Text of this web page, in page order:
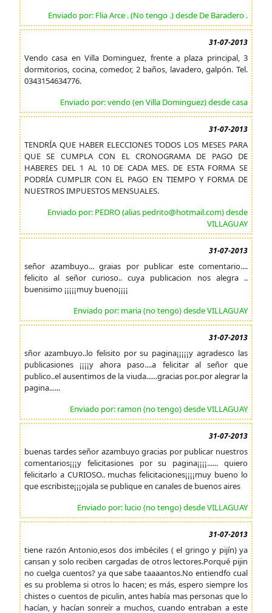
Enviado por: Flia Arce . (No tengo .) desde De Baradero .
31-07-2013
Vendo casa en Villa Dominguez, frente a plaza principal, 3
dormitorios, cocina, comedor, 2 baños, lavadero, galpón. Tel.
0343154634776.
Enviado por: vendo (en Villa Dominguez) desde casa
31-07-2013
TENDRÍA QUE HABER ELECCIONES TODOS LOS MESES PARA
QUE SE CUMPLA CON EL CRONOGRAMA DE PAGO DE
HABERES DEL 1 AL 10 DE CADA MES. DE ESTA FORMA SE
PODRÍA CUMPLIR CON EL PAGO EN TIEMPO Y FORMA DE
NUESTROS IMPUESTOS MENSUALES.
Enviado por: PEDRO (alias pedrito@hotmail.com) desde
VILLAGUAY
31-07-2013
señor azambuyo... graias por publicar este comentario....
felicito al señor curioso.. cuya publicacion nos alegra ..
buenisimo ¡¡¡¡¡muy bueno¡¡¡¡
Enviado por: maria (no tengo) desde VILLAGUAY
31-07-2013
sñor azambuyo..lo felisito por su pagina¡¡¡¡¡y agradesco las
publicasiones ¡¡¡¡y ahora paso....a felicitar al señor que
publico..el ausentimos de la viuda......gracias por..por alegrar la
pagina......
Enviado por: ramon (no tengo) desde VILLAGUAY
31-07-2013
buenas tardes señor azambuyo gracias por publicar nuestros
comentarios¡¡¡y felicitasiones por su pagina¡¡¡¡...... quiero
felicitarlo a CURIOSO.. muchas felicitaciones¡¡¡¡muy bueno lo
que escribiste¡¡¡ojala se publique en canales de buenos aires
Enviado por: lucio (no tengo) desde VILLAGUAY
31-07-2013
tiene razón Antonio,esos dos imbéciles ( el gringo y pijín) ya
cansan y solo reciben cargadas de otros lectores.Porqué pijin
no cuelga cuentos? ya que sabe taaaantos.No entiendfo cual
es su problema si otros lo hacen; es más, espero siempre los
chistes o cuentos de piculin, antes había mas personas que lo
hacían, y hacían sonreír a muchos, cuando entraban a este